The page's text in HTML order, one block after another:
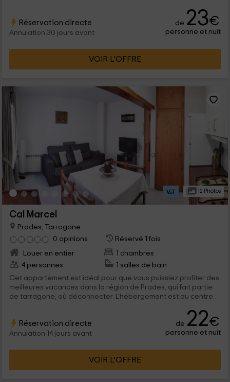
Réservation directe
Annulation 30 jours avant
de 23€
personne et nuit
VOIR L’OFFRE
12 Photos
Cal Marcel
Prades, Tarragone
0 opinions
Réservé 1 fois
Louer en entier
1 chambres
4 personnes
1 salles de bain
Cet appartement est idéal pour que vous puissiez profiter des
meilleures vacances dans la région de Prades, qui fait partie
de tarragone, où déconnecter. L'hébergement est au centre
Réservation directe
Annulation 14 jours avant
de 22€
personne et nuit
VOIR L’OFFRE